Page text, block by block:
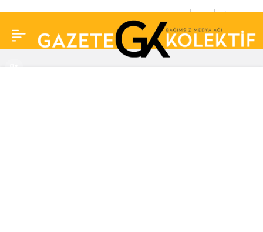
değişikliler birçok